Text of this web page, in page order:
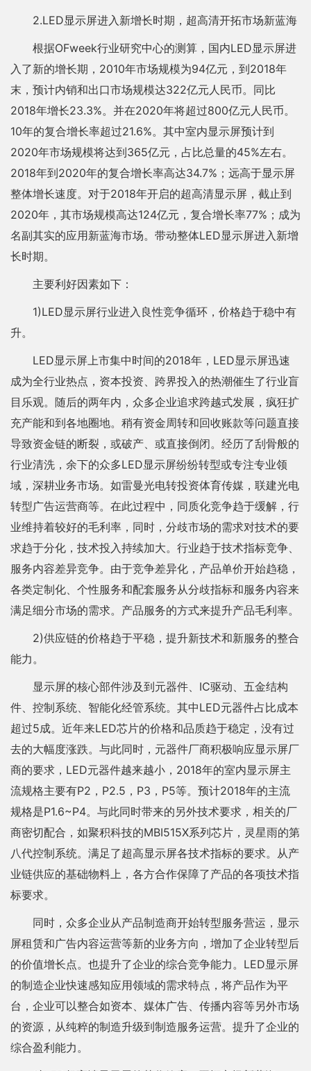
2.LED显示屏进入新增长时期，超高清开拓市场新蓝海
根据OFweek行业研究中心的测算，国内LED显示屏进
入了新的增长期，2010年市场规模为94亿元，到2018年
末，预计内销和出口市场规模达322亿元人民币。同比
2018年增长23.3%。并在2020年将超过800亿元人民币。
10年的复合增长率超过21.6%。其中室内显示屏预计到
2020年市场规模将达到365亿元，占比总量的45%左右。
2018年到2020年的复合增长率高达34.7%；远高于显示屏
整体增长速度。对于2018年开启的超高清显示屏，截止到
2020年，其市场规模高达124亿元，复合增长率77%；成为
名副其实的应用新蓝海市场。带动整体LED显示屏进入新增
长时期。
主要利好因素如下：
1)LED显示屏行业进入良性竞争循环，价格趋于稳中有
升。
LED显示屏上市集中时间的2018年，LED显示屏迅速
成为全行业热点，资本投资、跨界投入的热潮催生了行业盲
目乐观。随后的两年内，众多企业追求跨越式发展，疯狂扩
充产能和到各地圈地。稍有资金周转和回收账款等问题直接
导致资金链的断裂，或破产、或直接倒闭。经历了刮骨般的
行业清洗，余下的众多LED显示屏纷纷转型或专注专业领
域，深耕业务市场。如雷曼光电转投资体育传媒，联建光电
转型广告运营商等。在此过程中，同质化竞争趋于缓解，行
业维持着较好的毛利率，同时，分歧市场的需求对技术的要
求趋于分化，技术投入持续加大。行业趋于技术指标竞争、
服务内容差异竞争。由于竞争差异化，产品单价开始趋稳，
各类定制化、个性服务和配套服务从分歧指标和服务内容来
满足细分市场的需求。产品服务的方式来提升产品毛利率。
2)供应链的价格趋于平稳，提升新技术和新服务的整合
能力。
显示屏的核心部件涉及到元器件、IC驱动、五金结构
件、控制系统、智能化经管系统。其中LED元器件占比成本
超过5成。近年来LED芯片的价格和品质趋于稳定，没有过
去的大幅度涨跌。与此同时，元器件厂商积极响应显示屏厂
商的要求，LED元器件越来越小，2018年的室内显示屏主
流规格主要有P2，P2.5，P3，P5等。预计2018年的主流
规格是P1.6~P4。与此同时带来的另外技术要求，相关的厂
商密切配合，如聚积科技的MBI515X系列芯片，灵星雨的第
八代控制系统。满足了超高显示屏各技术指标的要求。从产
业链供应的基础物料上，各方合作保障了产品的各项技术指
标要求。
同时，众多企业从产品制造商开始转型服务营运，显示
屏租赁和广告内容运营等新的业务方向，增加了企业转型后
的价值增长点。也提升了企业的综合竞争能力。LED显示屏
的制造企业快速感知应用领域的需求特点，将产品作为平
台，企业可以整合如资本、媒体广告、传播内容等另外市场
的资源，从纯粹的制造升级到制造服务运营。提升了企业的
综合盈利能力。